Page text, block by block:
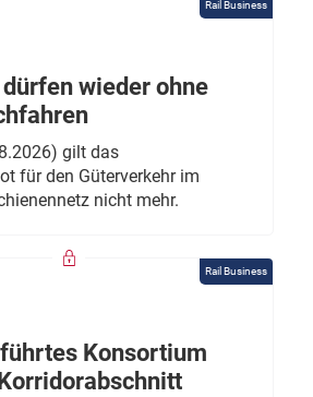
Rail Business
wieder ohne
gilt das
für den Güterverkehr im
nicht mehr.
Rail Business
Konsortium